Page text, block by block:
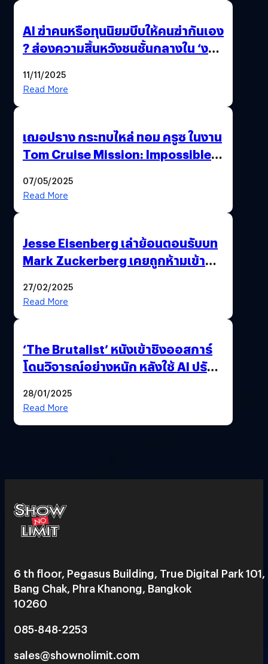
AI ฆ่าคนหรือทุนนิยมบีบให้คนฆ่ากันเอง
? ส่องความสิ้นหวังชนชั้นกลางใน ‘งาน
11/11/2025
Read More
เฌอปราง กระทบไหล่ ทอม ครูซ ในงาน
Tom Cruise Mission: Impossible –
Premiere
07/05/2025
Read More
Jesse Eisenberg เล่าย้อนตอนรับบท
Mark Zuckerberg เคยถูกห้ามเข้าพบ
27/02/2025
Read More
‘The Brutalist’ หนังเข้าชิงออสการ์
โดนวิจารณ์อย่างหนัก หลังใช้ AI ปรับ
28/01/2025
Read More
6 th floor, Pegasus Building, True Digital Park 101,
Bang Chak, Phra Khanong, Bangkok
10260
085-848-2253
sales@shownolimit.com